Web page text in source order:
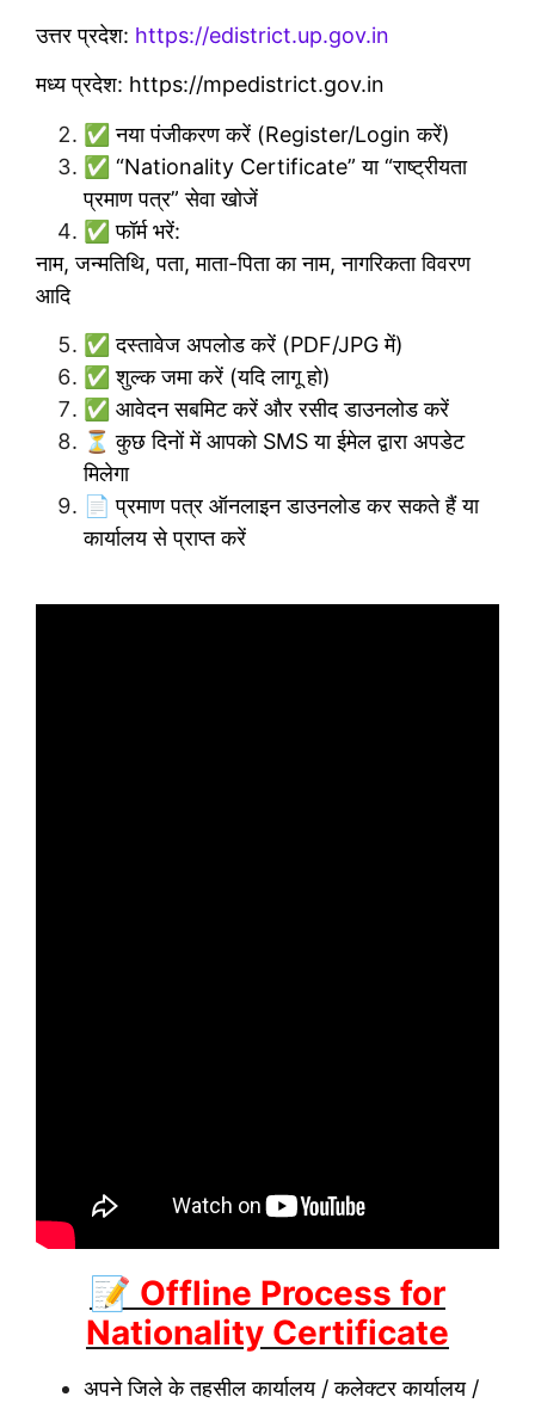
उत्तर प्रदेश: https://edistrict.up.gov.in
मध्य प्रदेश: https://mpedistrict.gov.in
✅ नया पंजीकरण करें (Register/Login करें)
✅ “Nationality Certificate” या “राष्ट्रीयता
प्रमाण पत्र” सेवा खोजें
✅ फॉर्म भरें:
नाम, जन्मतिथि, पता, माता-पिता का नाम, नागरिकता विवरण
आदि
✅ दस्तावेज अपलोड करें (PDF/JPG में)
✅ शुल्क जमा करें (यदि लागू हो)
✅ आवेदन सबमिट करें और रसीद डाउनलोड करें
⏳ कुछ दिनों में आपको SMS या ईमेल द्वारा अपडेट
मिलेगा
📄 प्रमाण पत्र ऑनलाइन डाउनलोड कर सकते हैं या
कार्यालय से प्राप्त करें
📝 Offline Process for
Nationality Certificate
अपने जिले के तहसील कार्यालय / कलेक्टर कार्यालय /